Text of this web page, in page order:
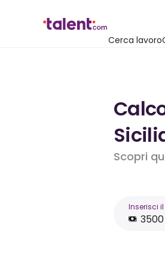
Cerca lavoro
Scopri
Inserisci